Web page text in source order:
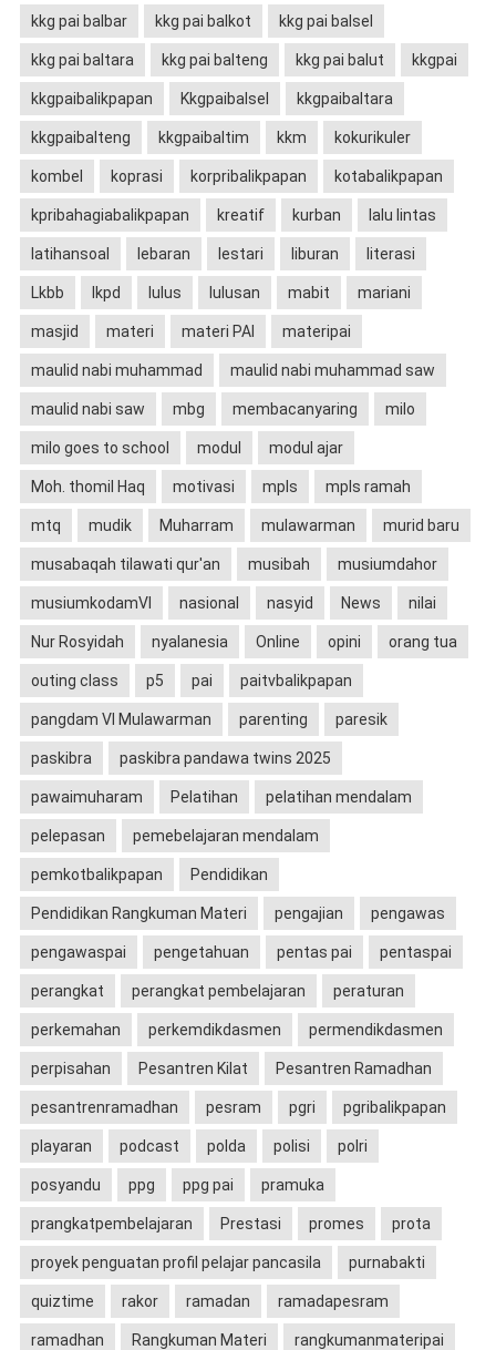
kkg pai balbar kkg pai balkot kkg pai balsel
kkg pai baltara kkg pai balteng kkg pai balut kkgpai
kkgpaibalikpapan Kkgpaibalsel kkgpaibaltara
kkgpaibalteng kkgpaibaltim kkm kokurikuler
kombel koprasi korpribalikpapan kotabalikpapan
kpribahagiabalikpapan kreatif kurban lalu lintas
latihansoal lebaran lestari liburan literasi
Lkbb lkpd lulus lulusan mabit mariani
masjid materi materi PAI materipai
maulid nabi muhammad maulid nabi muhammad saw
maulid nabi saw mbg membacanyaring milo
milo goes to school modul modul ajar
Moh. thomil Haq motivasi mpls mpls ramah
mtq mudik Muharram mulawarman murid baru
musabaqah tilawati qur'an musibah musiumdahor
musiumkodamVI nasional nasyid News nilai
Nur Rosyidah nyalanesia Online opini orang tua
outing class p5 pai paitvbalikpapan
pangdam VI Mulawarman parenting paresik
paskibra paskibra pandawa twins 2025
pawaimuharam Pelatihan pelatihan mendalam
pelepasan pemebelajaran mendalam
pemkotbalikpapan Pendidikan
Pendidikan Rangkuman Materi pengajian pengawas
pengawaspai pengetahuan pentas pai pentaspai
perangkat perangkat pembelajaran peraturan
perkemahan perkemdikdasmen permendikdasmen
perpisahan Pesantren Kilat Pesantren Ramadhan
pesantrenramadhan pesram pgri pgribalikpapan
playaran podcast polda polisi polri
posyandu ppg ppg pai pramuka
prangkatpembelajaran Prestasi promes prota
proyek penguatan profil pelajar pancasila purnabakti
quiztime rakor ramadan ramadapesram
ramadhan Rangkuman Materi rangkumanmateripai